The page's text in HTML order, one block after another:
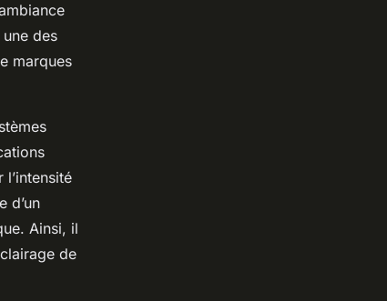
des
marques
d’un
Ainsi, il
de